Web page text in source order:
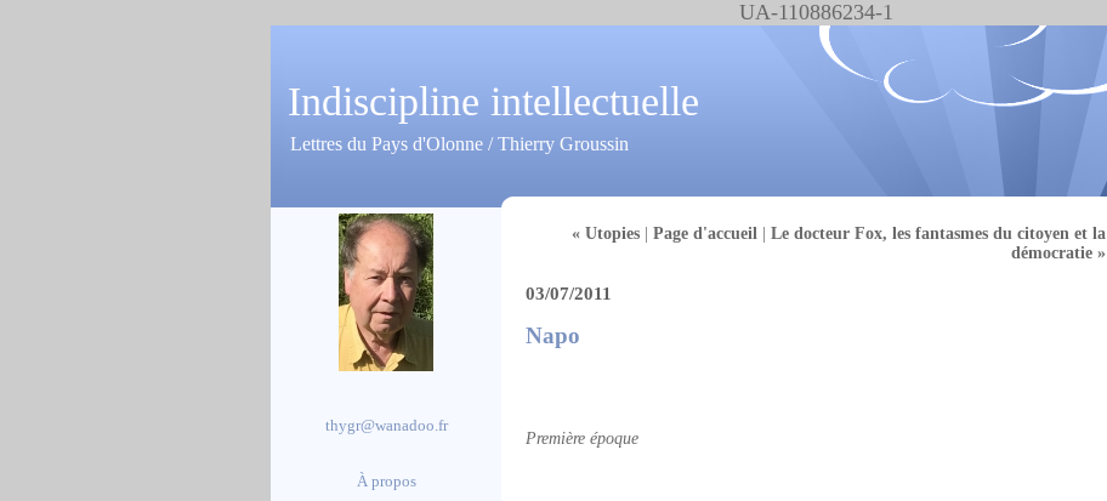
UA-110886234-1
Indiscipline intellectuelle
Lettres du Pays d'Olonne / Thierry Groussin
thygr@wanadoo.fr
À propos
« Utopies Page d'accueil
Le docteur Fox, les fantasmes du citoyen et la
démocratie »
03/07/2011
Napo
Première époque